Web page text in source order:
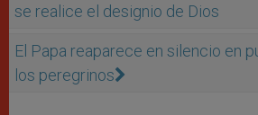
se realice el designio de Dios
El Papa reaparece en silencio en
los peregrinos